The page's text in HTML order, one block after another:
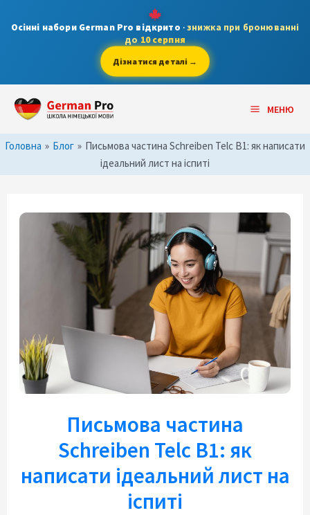
Осінні набори German Pro відкрито ·знижка при бронюванні
до10 серпня
Дізнатися деталі →
Main
МЕНЮ
Головна » Блог » Письмова частина Schreiben Telc B1: як написати
ідеальний лист на іспиті
Письмова частина
Schreiben Telc B1: як
написати ідеальний лист на
іспиті
navigation